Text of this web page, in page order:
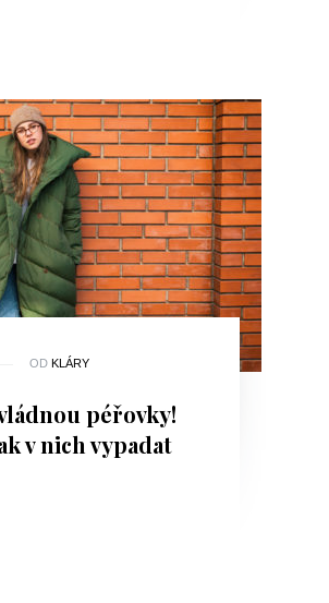
OD KLÁRY
péřovky!
v nich vypadat